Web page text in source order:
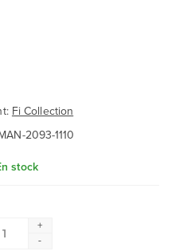
Fi Collection
2093-1110
stock
+
-